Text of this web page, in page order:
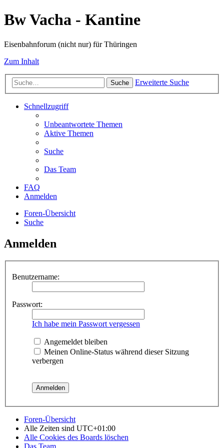
Bw Vacha - Kantine
Eisenbahnforum (nicht nur) für Thüringen
Zum Inhalt
Suche Erweiterte Suche
Schnellzugriff
Unbeantwortete Themen
Aktive Themen
Suche
Das Team
FAQ
Anmelden
Foren-Übersicht
Suche
Anmelden
Benutzername:
Passwort:
Ich habe mein Passwort vergessen
Angemeldet bleiben
Meinen Online-Status während dieser Sitzung
verbergen
Foren-Übersicht
Alle Zeiten sind UTC+01:00
Alle Cookies des Boards löschen
Das Team